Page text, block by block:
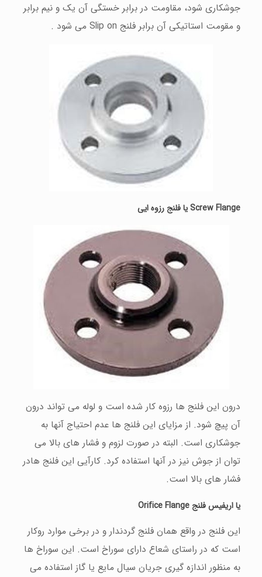
جوشکاری شود، مقاومت در برابر خستگی آن یک و نيم برابر
و مقومت استاتيکی آن برابر فلنج Slip on می شود .
Screw Flange یا فلنج رزوه ایی
درون این فلنج ها رزوه کار شده است و لوله می تواند درون
آن پيچ شود. از مزایای این فلنج ها عدم احتياج آنها به
جوشکاری است. البته در صورت لزوم و فشار های بالا می
توان از جوش نيز در آنها استفاده کرد. کارآیی این فلنج هادر
فشار های بالا است.
یا اریفيس فلنج
این فلنج در واقع همان فلنج گردندار و در برخی موارد روکار
است که در راستای شعاع دارای سوراخ است. این سوراخ ها
به منظور اندازه گيری جریان سيال مایع یا گاز استفاده می